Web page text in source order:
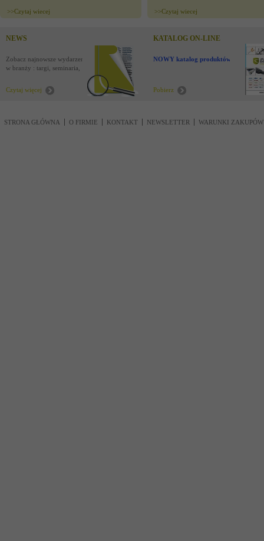
>>Czytaj wiecej >>Czytaj wiecej
NEWS
Zobacz najnowsze wydarzenia
w branży : targi, seminaria,
Czytaj więcej
KATALOG ON-LINE
NOWY katalog produktów !
Pobierz
STRONA GŁÓWNA O FIRMIE KONTAKT NEWSLETTER WARUNKI ZAKUPÓW